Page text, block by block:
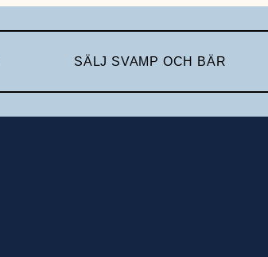
SÄLJ SVAMP OCH BÄR